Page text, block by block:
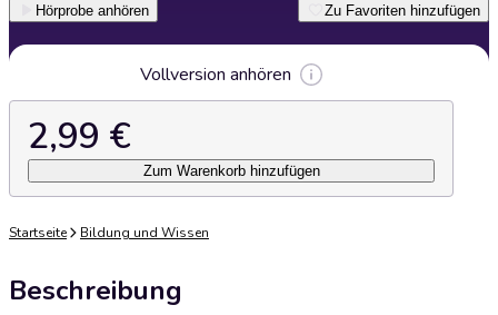
Hörprobe anhören Zu Favoriten hinzufügen
Vollversion anhören
2,99 €
Zum Warenkorb hinzufügen
Startseite Bildung und Wissen
Beschreibung